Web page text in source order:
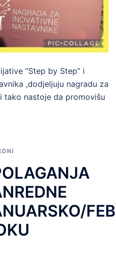
“Step by Step” i
,dodjeljuju nagradu za
tako nastoje da promovišu